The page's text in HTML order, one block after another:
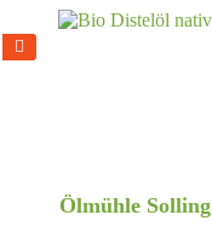
Ölmühle Solling